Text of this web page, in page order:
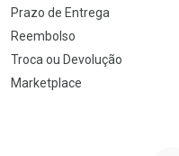
Prazo de Entrega
Reembolso
Troca ou Devolução
Marketplace